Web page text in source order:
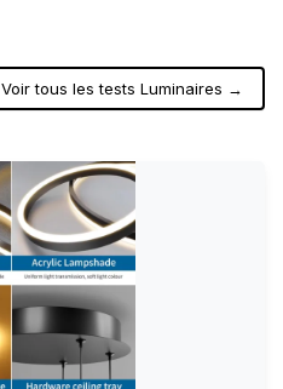
Voir tous les tests Luminaires →